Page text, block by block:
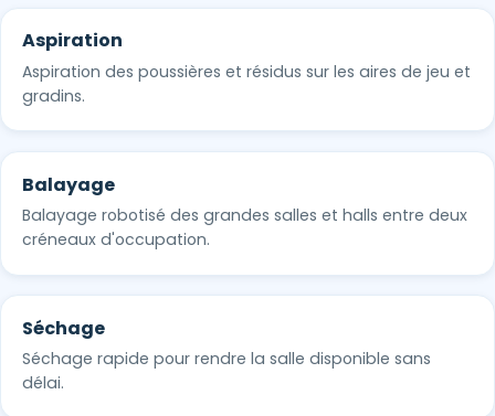
Aspiration
Aspiration des poussières et résidus sur les aires de jeu et
gradins.
Balayage
Balayage robotisé des grandes salles et halls entre deux
créneaux d'occupation.
Séchage
Séchage rapide pour rendre la salle disponible sans
délai.